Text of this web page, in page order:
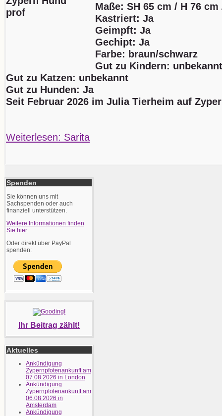
Maße: SH 65 cm / H 76
Kastriert: Ja
Geimpft: Ja
Gechipt: Ja
Farbe: braun/schwarz
Gut zu Kindern: unbekannt
Gut zu Katzen: unbekannt
Gut zu Hunden: Ja
Seit Februar 2026 im Julia Tierheim auf
Weiterlesen: Sarita
Spenden
Sie können uns mit
Sachspenden oder auch
finanziell unterstützen.
Weitere Informationen finden
Sie hier.
Oder direkt über PayPal
spenden:
Ihr Beitrag zählt!
Aktuelles
Ankündigung
Zypernpfotenankunft am
07.08.2026 in London
Ankündigung
Zypernpfotenankunft am
06.08.2026 in
Amsterdam
Ankündigung